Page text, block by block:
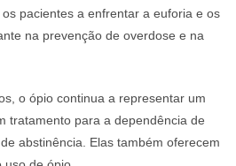
pacientes a enfrentar a euforia e os
na prevenção de overdose e na
o ópio continua a representar um
tratamento para a dependência de
abstinência. Elas também oferecem